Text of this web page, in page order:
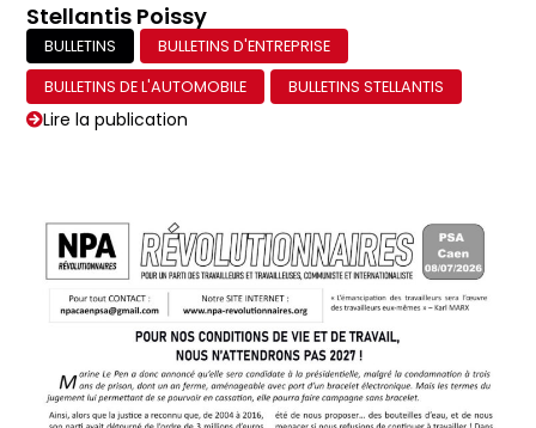
Stellantis Poissy
BULLETINS
BULLETINS D'ENTREPRISE
BULLETINS DE L'AUTOMOBILE
BULLETINS STELLANTIS
Lire la publication